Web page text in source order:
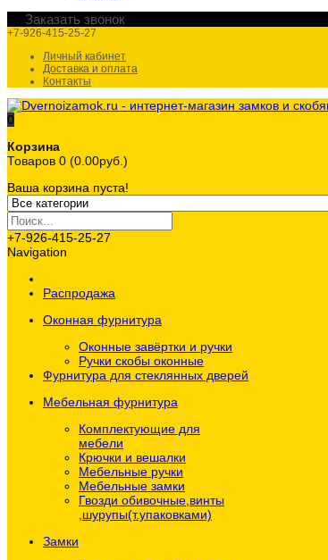
Заказать звонок
+7-926-415-25-27
Личный кабинет
Доставка и оплата
Контакты
0
Корзина
Товаров 0 (0.00руб.)
Ваша корзина пуста!
+7-926-415-25-27
Navigation
Распродажа
Оконная фурнитура
Оконные завёртки и ручки
Ручки скобы оконные
Фурнитура для стеклянных дверей
Мебельная фурнитура
Комплектующие для
мебели
Крючки и вешалки
Мебельные ручки
Мебельные замки
Гвозди обивочные,винты
,шурупы(т.упаковками)
Замки